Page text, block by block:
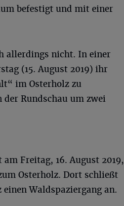
befestigt und mit einer
allerdings nicht. In einer
(15. August 2019) ihr
im Osterholz zu
der Rundschau um zwei
Freitag, 16. August 2019,
Osterholz. Dort schließt
Waldspaziergang an.